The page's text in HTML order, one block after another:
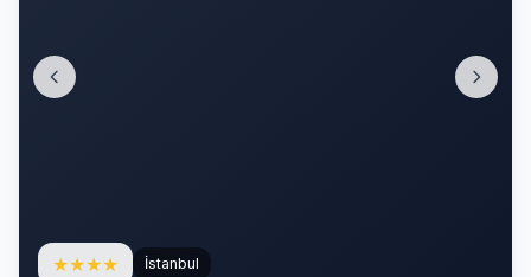
★★★★ İstanbul